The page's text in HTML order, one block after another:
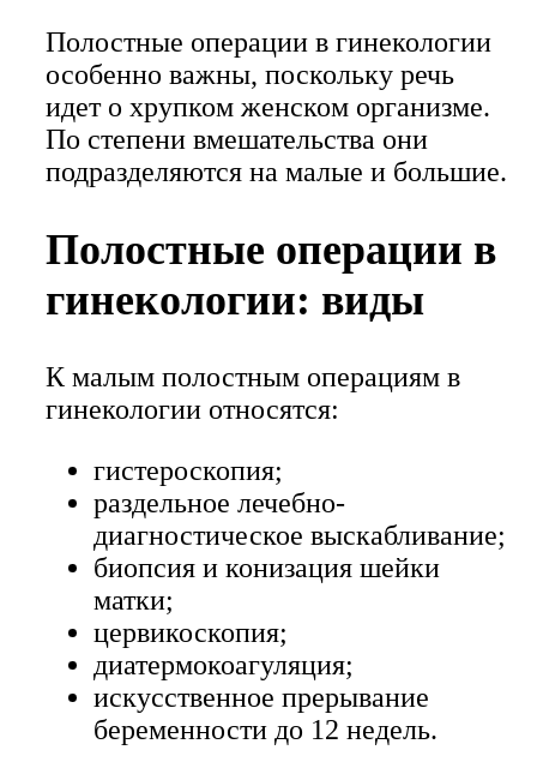
Полостные операции в гинекологии
особенно важны, поскольку речь
идет о хрупком женском организме.
По степени вмешательства они
подразделяются на малые и большие.
Полостные операции в
гинекологии: виды
К малым полостным операциям в
гинекологии относятся:
гистероскопия;
раздельное лечебно-
диагностическое выскабливание;
биопсия и конизация шейки
матки;
цервикоскопия;
диатермокоагуляция;
искусственное прерывание
беременности до 12 недель.